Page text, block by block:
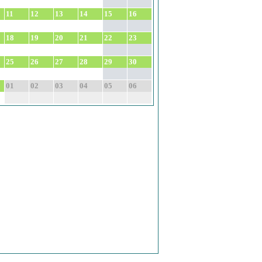
11 12 13 14 15 16
18 19 20 21 22 23
25 26 27 28 29 30
01 02 03 04 05 06